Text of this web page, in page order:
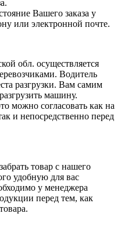
Вашего заказа у
или электронной почте.
обл. осуществляется
Водитель
разгрузки. Вам самим
машину.
можно согласовать как на
и непосредственно перед
товар с нашего
удобную для вас
у менеджера
перед тем, как